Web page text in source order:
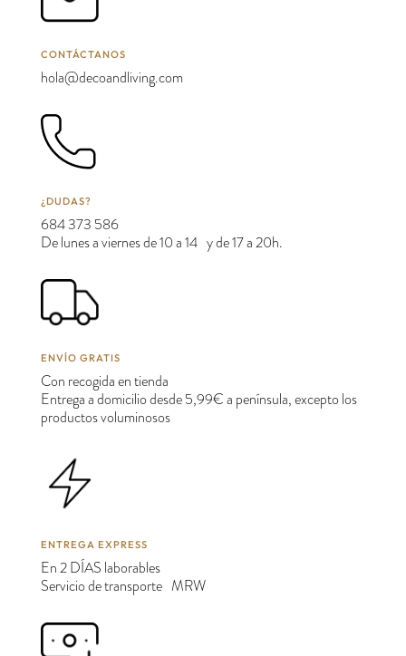
CONTÁCTANOS
hola@decoandliving.com
¿DUDAS?
684 373 586
De lunes a viernes de 10 a 14 y de 17 a 20h.
ENVÍO GRATIS
Con recogida en tienda
Entrega a domicilio desde 5,99€ a península, excepto los
productos voluminosos
ENTREGA EXPRESS
En 2 DÍAS laborables
Servicio de transporte MRW